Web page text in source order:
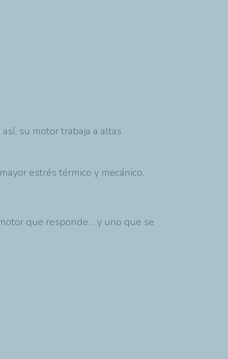
su motor trabaja a altas
estrés térmico y mecánico,
que responde… y uno que se